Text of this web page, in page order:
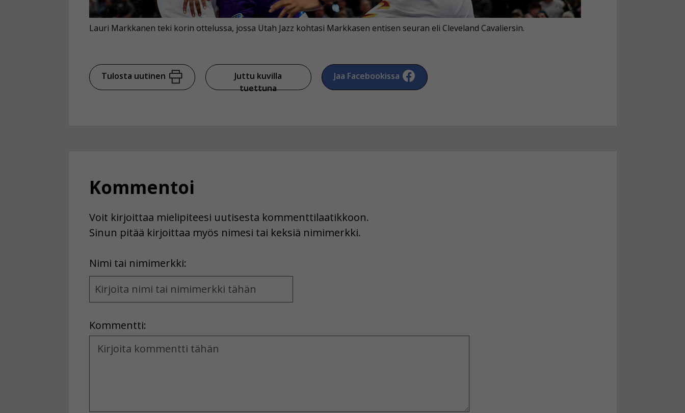
Lauri Markkanen teki korin ottelussa, jossa Utah Jazz kohtasi Markkasen entisen seuran eli Cleveland Cavaliersin.
Tulosta uutinen
Juttu kuvilla
tuettuna
Jaa Facebookissa
Kommentoi
Voit kirjoittaa mielipiteesi uutisesta kommenttilaatikkoon.
Sinun pitää kirjoittaa myös nimesi tai keksiä nimimerkki.
Nimi tai nimimerkki:
Name
and
Kommentti:
Kommentti